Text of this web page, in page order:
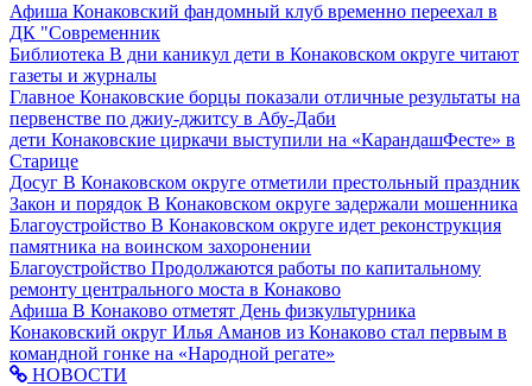
Афиша Конаковский фандомный клуб временно переехал в
ДК "Современник
Библиотека В дни каникул дети в Конаковском округе читают
газеты и журналы
Главное Конаковские борцы показали отличные результаты на
первенстве по джиу-джитсу в Абу-Даби
дети Конаковские циркачи выступили на «КарандашФесте» в
Старице
Досуг В Конаковском округе отметили престольный праздник
Закон и порядок В Конаковском округе задержали мошенника
Благоустройство В Конаковском округе идет реконструкция
памятника на воинском захоронении
Благоустройство Продолжаются работы по капитальному
ремонту центрального моста в Конаково
Афиша В Конаково отметят День физкультурника
Конаковский округ Илья Аманов из Конаково стал первым в
командной гонке на «Народной регате»
НОВОСТИ